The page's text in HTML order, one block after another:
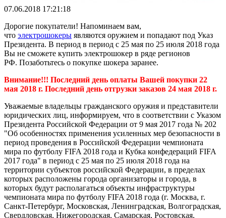
07.06.2018 17:21:18
Дорогие покупатели! Напоминаем вам,
что электрошокеры являются оружием и попадают под Указ
Президента. В период в период с 25 мая по 25 июля 2018 года
Вы не сможете купить электрошокер в ряде регионов
РФ. Позаботьтесь о покупке шокера заранее.
Внимание!!! Последний день оплаты Вашей покупки 22
мая 2018 г. Последний день отгрузки заказов 24 мая 2018 г.
Уважаемые владельцы гражданского оружия и представители
юридических лиц, информируем, что в соответствии с Указом
Президента Российской Федерации от 9 мая 2017 года № 202
"Об особенностях применения усиленных мер безопасности в
период проведения в Российской Федерации чемпионата
мира по футболу FIFA 2018 года и Кубка конфедераций FIFA
2017 года" в период с 25 мая по 25 июля 2018 года на
территории субъектов российской Федерации, в пределах
которых расположены города организаторы и города, в
которых будут располагаться объекты инфраструктуры
чемпионата мира по футболу FIFA 2018 года (г. Москва, г.
Санкт-Петербург, Московская, Ленинградская, Волгоградская,
Свердловская, Нижегородская, Самарская, Ростовская,